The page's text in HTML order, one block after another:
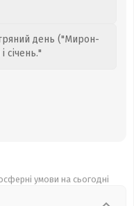
день ("Мирон-
січень."
умови на сьогодні